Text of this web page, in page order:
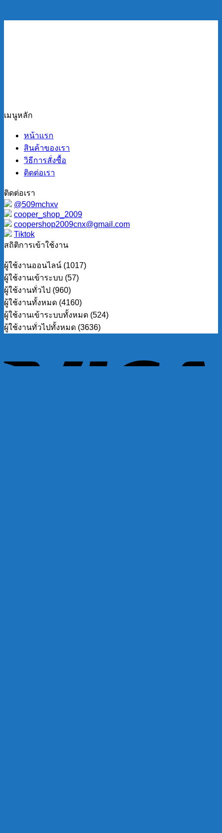
เมนูหลัก
หน้าแรก
สินค้าของเรา
วิธีการสั่งซื้อ
ติดต่อเรา
ติดต่อเรา
@509mchxv
cooper_shop_2009
coopershop2009cnx@gmail.com
Tiktok
สถิติการเข้าใช้งาน
ผู้ใช้งานออนไลน์ (1017)
ผู้ใช้งานเข้าระบบ (57)
ผู้ใช้งานทั่วไป (960)
ผู้ใช้งานทั้งหมด (4160)
ผู้ใช้งานเข้าระบบทั้งหมด (524)
ผู้ใช้งานทั่วไปทั้งหมด (3636)